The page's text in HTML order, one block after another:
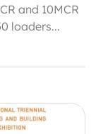
and 10MCR
loaders...